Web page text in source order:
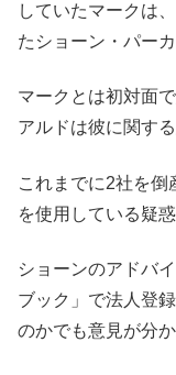
していたマークは
たショーン・パー
マークとは初対面
アルドは彼に関す
これまでに2社を倒
を使用している疑
ショーンのアドバ
ブック」で法人登
のかでも意見が分か